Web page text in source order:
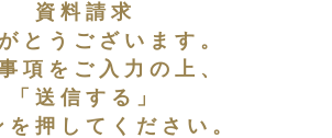
資料請求
とうございます。
項をご入力の上、
「送信する」
を押してください。